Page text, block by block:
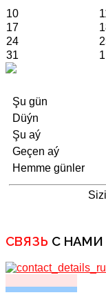
10
17
24
31
1
Şu gün
Düýn
Şu aý
Geçen aý
Hemme günler
СВЯЗЬ С НАМИ